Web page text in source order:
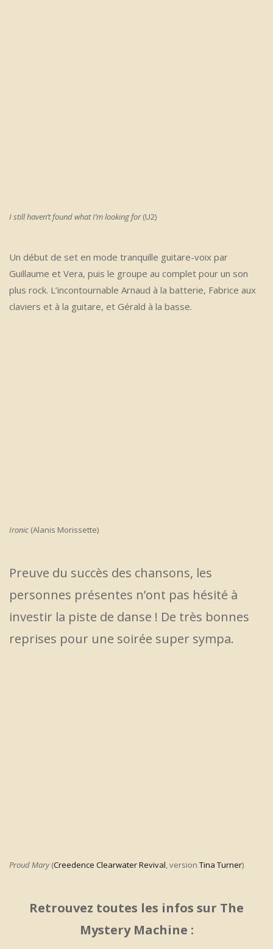
I still haven’t found what I’m looking for(U2)
Un début de set en mode tranquille guitare-voix par
Guillaume et Vera, puis le groupe au complet pour un son
plus rock. L’incontournable Arnaud à la batterie, Fabrice aux
claviers et à la guitare, et Gérald à la basse.
Ironic (Alanis Morissette)
Preuve du succès des chansons, les
personnes présentes n’ont pas hésité à
investir la piste de danse ! De très bonnes
reprises pour une soirée super sympa.
Proud Mary(Creedence Clearwater Revival, version Tina Turner)
Retrouvez toutes les infos sur The
Mystery Machine :